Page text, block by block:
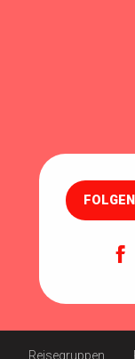
Reisegruppen